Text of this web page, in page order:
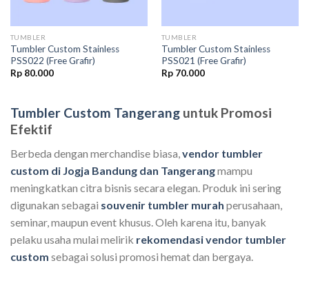
TUMBLER
Tumbler Custom Stainless
PSS022 (Free Grafir)
Rp80.000
TUMBLER
Tumbler Custom Stainless
PSS021 (Free Grafir)
Rp70.000
Tumbler Custom Tangerang untuk Promosi
Efektif
Berbeda dengan merchandise biasa, vendor tumbler
custom di Jogja Bandung dan Tangerangmampu
meningkatkan citra bisnis secara elegan. Produk ini sering
digunakan sebagai souvenir tumbler murah perusahaan,
seminar, maupun event khusus. Oleh karena itu, banyak
pelaku usaha mulai melirik rekomendasi vendor tumbler
custom sebagai solusi promosi hemat dan bergaya.